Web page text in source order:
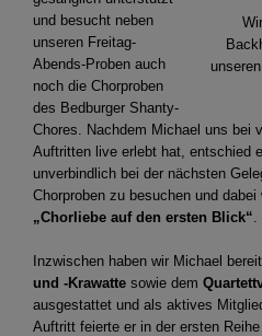
und besucht neben
unseren Freitag-
Abends-Proben auch
noch die Chorproben
des Bedburger Shanty-
Chores. Nachdem Michael uns bei
Auftritten live erlebt hat, entschied
unverbindlich bei der nächsten
Chorproben zu besuchen und
„Chorliebe auf den ersten Blick“.
Inzwischen haben wir Michael
und -Krawatte sowie dem
ausgestattet und als aktives
Auftritt feierte er in der ersten